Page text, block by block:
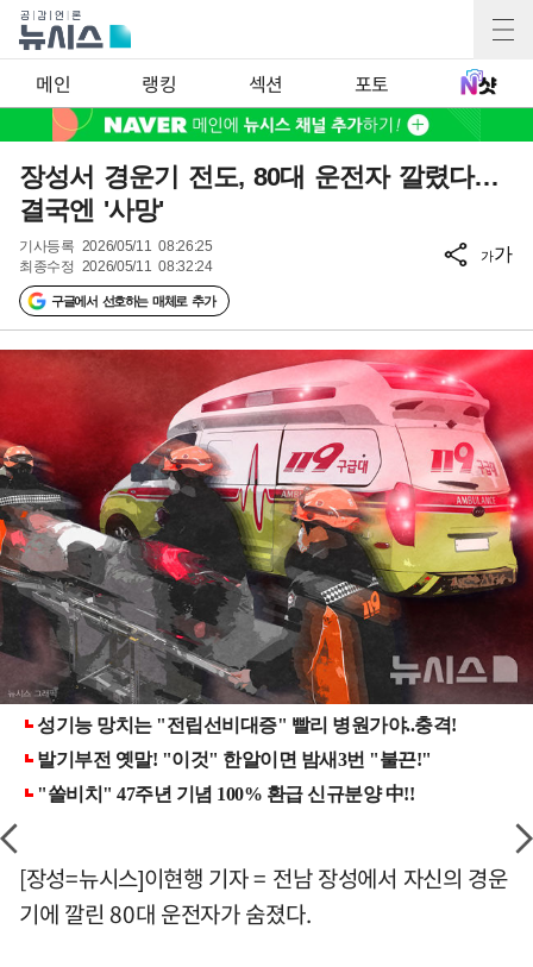
메인 랭킹 섹션 포토
장성서 경운기 전도, 80대 운전자 깔렸다…
결국엔 '사망'
기사등록 2026/05/11 08:26:25
최종수정 2026/05/11 08:32:24
구글에서 선호하는 매체로 추가
가가
[장성=뉴시스]이현행 기자 = 전남 장성에서 자신의 경운
기에 깔린 80대 운전자가 숨졌다.